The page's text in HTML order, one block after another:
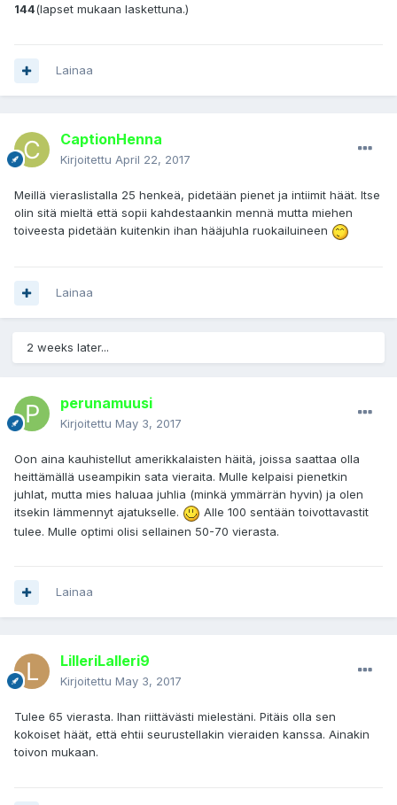
144(lapset mukaan laskettuna.)
Lainaa
CaptionHenna
Kirjoitettu April 22, 2017
Meillä vieraslistalla 25 henkeä, pidetään pienet ja intiimit häät. Itse
olin sitä mieltä että sopii kahdestaankin mennä mutta miehen
toiveesta pidetään kuitenkin ihan hääjuhla ruokailuineen
Lainaa
2 weeks later...
perunamuusi
Kirjoitettu May 3, 2017
Oon aina kauhistellut amerikkalaisten häitä, joissa saattaa olla
heittämällä useampikin sata vieraita. Mulle kelpaisi pienetkin
juhlat, mutta mies haluaa juhlia (minkä ymmärrän hyvin) ja olen
itsekin lämmennyt ajatukselle.
Alle 100 sentään toivottavastit
tulee. Mulle optimi olisi sellainen 50-70 vierasta.
Lainaa
LilleriLalleri9
Kirjoitettu May 3, 2017
Tulee 65 vierasta. Ihan riittävästi mielestäni. Pitäis olla sen
kokoiset häät, että ehtii seurustellakin vieraiden kanssa. Ainakin
toivon mukaan.